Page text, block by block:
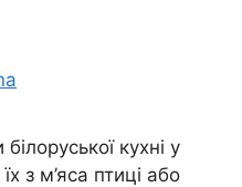
кухні у
з м’яса птиці або